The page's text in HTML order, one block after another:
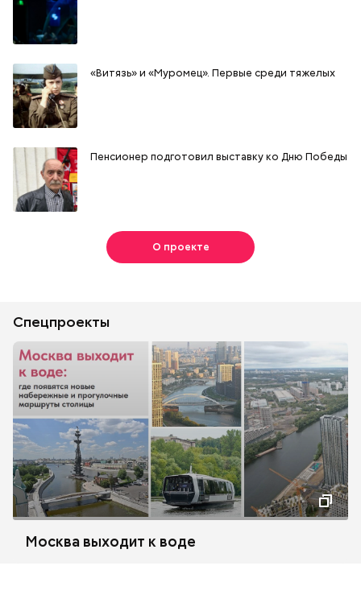
«Витязь» и «Муромец». Первые среди тяжелых
Пенсионер подготовил выставку ко Дню Победы
О проекте
Спецпроекты
Москва выходит к воде